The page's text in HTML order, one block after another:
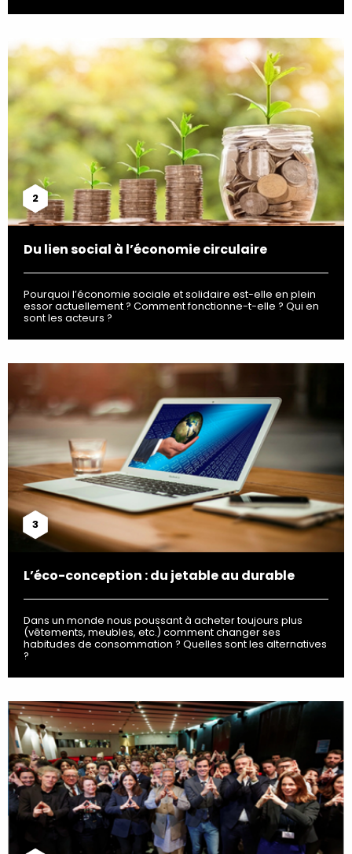
2
Du lien social à l’économie circulaire
Pourquoi l’économie sociale et solidaire est-elle en plein
essor actuellement ? Comment fonctionne-t-elle ? Qui en
sont les acteurs ?
3
L’éco-conception : du jetable au durable
Dans un monde nous poussant à acheter toujours plus
(vêtements, meubles, etc.) comment changer ses
habitudes de consommation ? Quelles sont les alternatives
?